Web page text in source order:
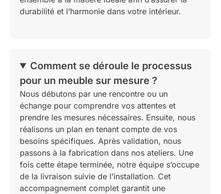
durabilité et l’harmonie dans votre intérieur.
Comment se déroule le processus
pour un meuble sur mesure ?
Nous débutons par une rencontre ou un
échange pour comprendre vos attentes et
prendre les mesures nécessaires. Ensuite, nous
réalisons un plan en tenant compte de vos
besoins spécifiques. Après validation, nous
passons à la fabrication dans nos ateliers. Une
fois cette étape terminée, notre équipe s’occupe
de la livraison suivie de l’installation. Cet
accompagnement complet garantit une